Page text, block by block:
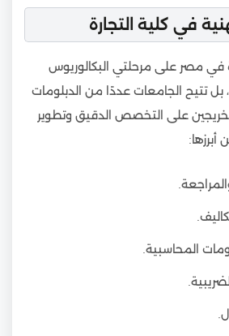
في كلية التجارة
في مصر على مرحلتي البكالوريوس
بل تتيح الجامعات عددًا من الدبلومات
على التخصص الدقيق وتطوير
أبرزها:
المحاسبية.